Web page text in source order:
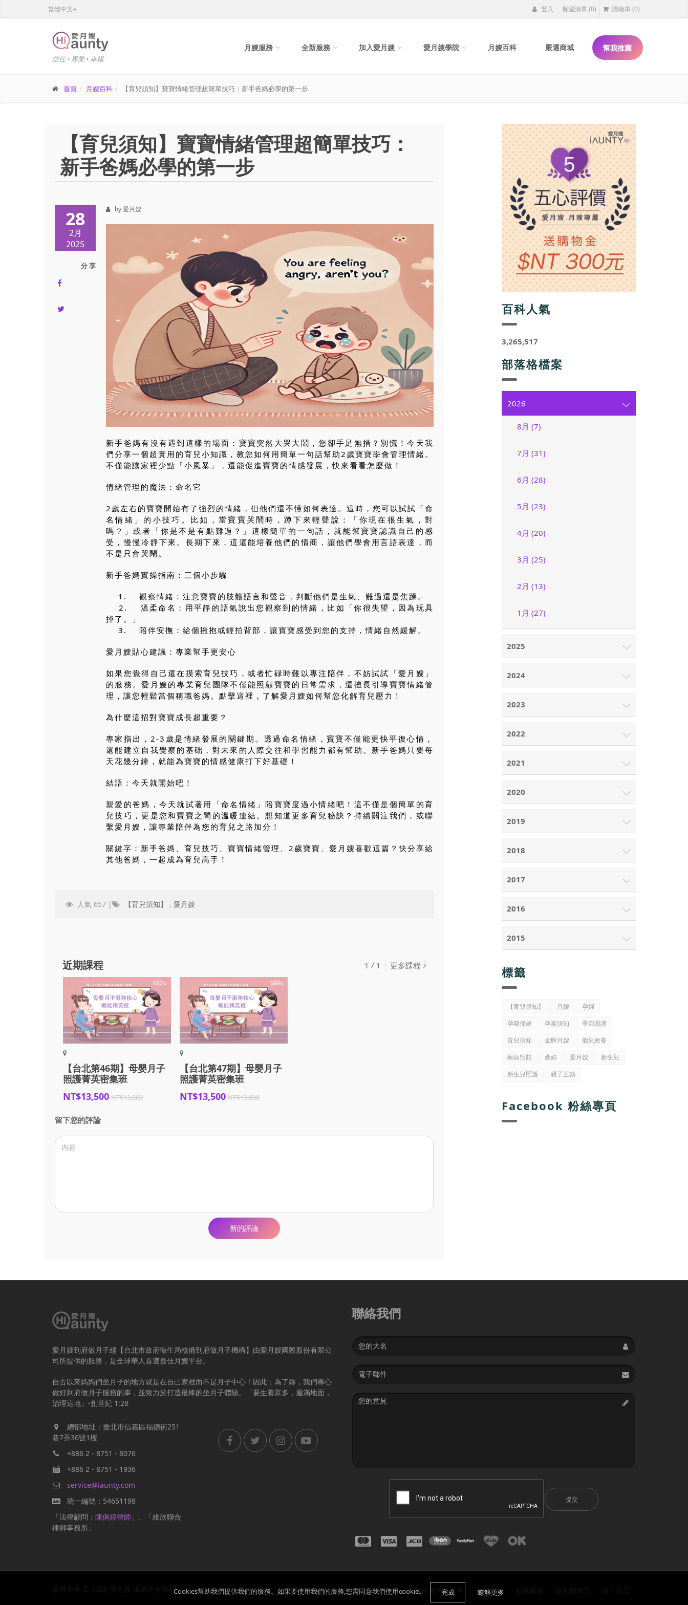
繁體中文 登入 願望清單(0) 購物車 (0)
信任 • 專業 • 幸福
月嫂服務 全新服務 加入愛月嫂 愛月嫂學院 月嫂百科 嚴選商城 幫我推薦
首頁 月嫂百科 【育兒須知】寶寶情緒管理超簡單技巧：新手爸媽必學的第一步
【育兒須知】寶寶情緒管理超簡單技巧：
新手爸媽必學的第一步
28
2月
2025
分 享
by 愛月嫂
新手爸媽有沒有遇到這樣的場面：寶寶突然大哭大鬧，您卻手足無措？別慌！今天我
們分享一個超實用的育兒小知識，教您如何用簡單一句話幫助2歲寶寶學會管理情緒。
不僅能讓家裡少點「小風暴」，還能促進寶寶的情感發展，快來看看怎麼做！
情緒管理的魔法：命名它
2歲左右的寶寶開始有了強烈的情緒，但他們還不懂如何表達。這時，您可以試試「命
名情緒」的小技巧。比如，當寶寶哭鬧時，蹲下來輕聲說：「你現在很生氣，對
嗎？」或者「你是不是有點難過？」這樣簡單的一句話，就能幫寶寶認識自己的感
受，慢慢冷靜下來。長期下來，這還能培養他們的情商，讓他們學會用言語表達，而
不是只會哭鬧。
新手爸媽實操指南：三個小步驟
1. 觀察情緒：注意寶寶的肢體語言和聲音，判斷他們是生氣、難過還是焦躁。
2. 溫柔命名：用平靜的語氣說出您觀察到的情緒，比如「你很失望，因為玩具
掉了。」
3. 陪伴安撫：給個擁抱或輕拍背部，讓寶寶感受到您的支持，情緒自然緩解。
愛月嫂貼心建議：專業幫手更安心
如果您覺得自己還在摸索育兒技巧，或者忙碌時難以專注陪伴，不妨試試「愛月嫂」
的服務。愛月嫂的專業育兒團隊不僅能照顧寶寶的日常需求，還擅長引導寶寶情緒管
理，讓您輕鬆當個稱職爸媽。點擊這裡，了解愛月嫂如何幫您化解育兒壓力！
為什麼這招對寶寶成長超重要？
專家指出，2-3歲是情緒發展的關鍵期。透過命名情緒，寶寶不僅能更快平復心情，
還能建立自我覺察的基础，對未來的人際交往和學習能力都有幫助。新手爸媽只要每
天花幾分鐘，就能為寶寶的情感健康打下好基礎！
結語：今天就開始吧！
親愛的爸媽，今天就試著用「命名情緒」陪寶寶度過小情緒吧！這不僅是個簡單的育
兒技巧，更是您和寶寶之間的溫暖連結。想知道更多育兒秘訣？持續關注我們，或聯
繫愛月嫂，讓專業陪伴為您的育兒之路加分！
關鍵字：新手爸媽、育兒技巧、寶寶情緒管理、2歲寶寶、愛月嫂喜歡這篇？快分享給
其他爸媽，一起成為育兒高手！
人氣 657 | 【育兒須知】 , 愛月嫂
近期課程 更多課程
【台北第46期】母嬰月子
照護菁英密集班
NT$13,500 NT$13,800
【台北第47期】母嬰月子
照護菁英密集班
NT$13,500 NT$13,800
1 / 1
留下您的評論
百科人氣
3,265,517
部落格檔案
2026
8月 (7)
7月 (31)
6月 (28)
5月 (23)
4月 (20)
3月 (25)
2月 (13)
1月 (27)
2025
2024
2023
2022
2021
2020
2019
2018
2017
2016
2015
標籤
【育兒須知】 月嫂
孕婦
孕期保健
孕期須知
季節照護
育兒須知
金牌月嫂
胎兒教養
疾病預防
產婦 愛月嫂
新生兒
新生兒照護
親子互動
Facebook 粉絲專頁
愛月嫂到府做月子經【台北市政府衛生局核備到府做月子機構】由愛月嫂國際股份有限公
司所提供的服務，是全球華人首選最佳月嫂平台。
自古以來媽媽們坐月子的地方就是在自己家裡而不是月子中心！因此；為了妳，我們專心
做好到府做月子服務的事，並致力於打造最棒的坐月子體驗。「要生養眾多，遍滿地面，
治理這地」-創世紀 1:28
總部地址：臺北市信義區福德街251
巷7弄36號1樓
+886 2 - 8751 - 8076
+886 2 - 8751 - 1936
service@iaunty.com
統一編號：54651198
「法律顧問： 陳俐婷律師 」、「維欣聯合
律師事務所」
聯絡我們
Name
Email
address
Message
提交
版權所有 © 2026 愛月嫂 保留所有權利 服務滿意度問卷 常見問題
Cookies幫助我們提供我們的服務。如果要使用我們的服務,您需同意我們使用cookie。 完成 瞭解更多